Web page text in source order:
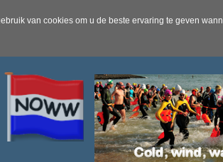
van cookies om u de beste ervaring te geven